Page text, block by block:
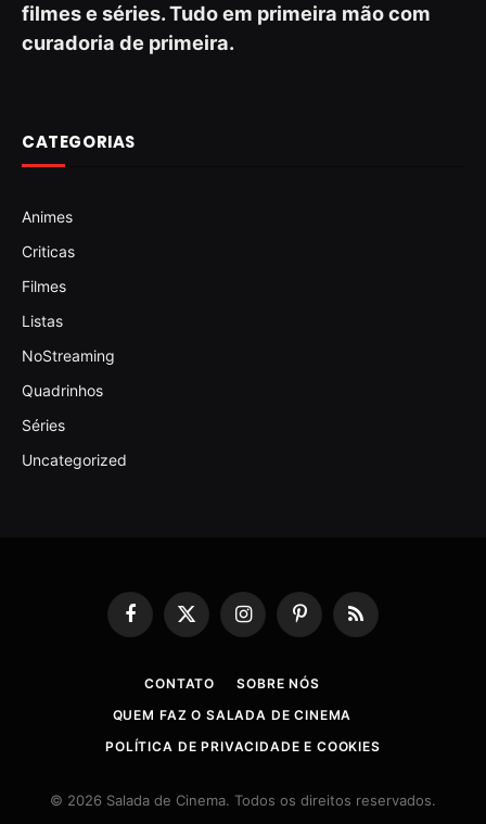
filmes e séries. Tudo em primeira mão com
curadoria de primeira.
CATEGORIAS
Animes
Criticas
Filmes
Listas
NoStreaming
Quadrinhos
Séries
Uncategorized
Facebook
X
(Twitter)
InstagramPinterestRSS
CONTATO
SOBRE NÓS
QUEM FAZ O SALADA DE CINEMA
POLÍTICA DE PRIVACIDADE E COOKIES
© 2026 Salada de Cinema. Todos os direitos reservados.